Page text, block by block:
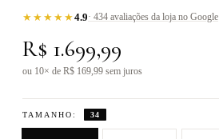
★★★★★4.9· 434 avaliações da loja no Google
R$ 1.699,99
ou 10× de R$ 169,99 sem juros
TAMANHO: 34